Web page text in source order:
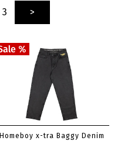
3 >
Homeboy x-tra Baggy Denim